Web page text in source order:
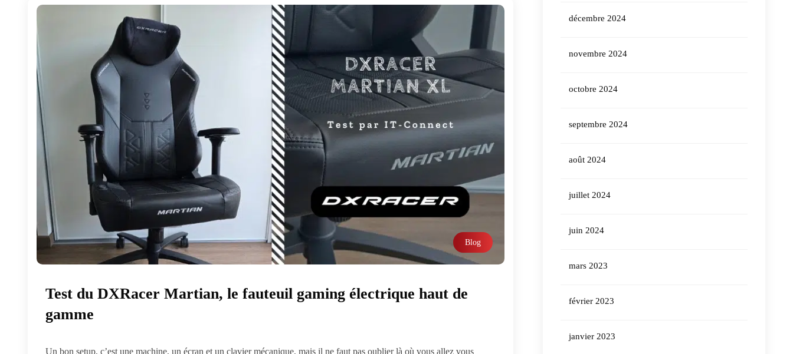
Blog
Test du DXRacer Martian, le fauteuil gaming électrique haut de
gamme
Un bon setup, c’est une machine, un écran et un clavier mécanique, mais il ne faut pas oublier là où vous allez vous
décembre 2024
novembre 2024
octobre 2024
septembre 2024
août 2024
juillet 2024
juin 2024
mars 2023
février 2023
janvier 2023